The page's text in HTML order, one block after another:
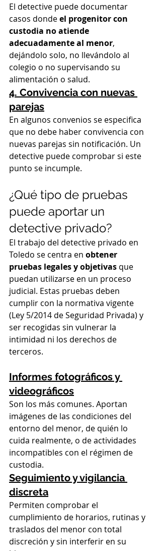
El detective puede documentar
casos donde el progenitor con
custodia no atiende
adecuadamente al menor,
dejándolo solo, no llevándolo al
colegio o no supervisando su
alimentación o salud.
4. Convivencia con nuevas
parejas
En algunos convenios se especifica
que no debe haber convivencia con
nuevas parejas sin notificación. Un
detective puede comprobar si este
punto se incumple.
¿Qué tipo de pruebas
puede aportar un
detective privado?
El trabajo del detective privado en
Toledo se centra en obtener
pruebas legales y objetivas que
puedan utilizarse en un proceso
judicial. Estas pruebas deben
cumplir con la normativa vigente
(Ley 5/2014 de Seguridad Privada) y
ser recogidas sin vulnerar la
intimidad ni los derechos de
terceros.
Informes fotográficos y
videográficos
Son los más comunes. Aportan
imágenes de las condiciones del
entorno del menor, de quién lo
cuida realmente, o de actividades
incompatibles con el régimen de
custodia.
Seguimiento y vigilancia
discreta
Permiten comprobar el
cumplimiento de horarios, rutinas y
traslados del menor con total
discreción y sin interferir en su